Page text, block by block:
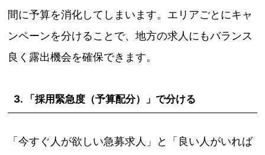
間に予算を消化してしまいます。エリアごとにキャ
ンペーンを分けることで、地方の求人にもバランス
良く露出機会を確保できます。
3. 「採用緊急度（予算配分）」で分ける
「今すぐ人が欲しい急募求人」と「良い人がいれば